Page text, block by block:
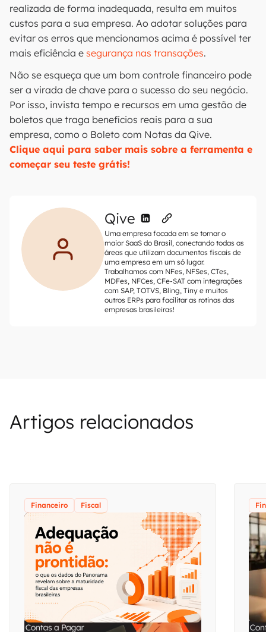
realizada de forma inadequada, resulta em muitos
custos para a sua empresa. Ao adotar soluções para
evitar os erros que mencionamos acima é possível ter
mais eficiência e segurança nas transações.
Não se esqueça que um bom controle financeiro pode
ser a virada de chave para o sucesso do seu negócio.
Por isso, invista tempo e recursos em uma gestão de
boletos que traga benefícios reais para a sua
empresa, como o Boleto com Notas da Qive.
Clique aqui para saber mais sobre a ferramenta e
começar seu teste grátis!
Qive
Uma empresa focada em se tornar o
maior SaaS do Brasil, conectando todas as
áreas que utilizam documentos fiscais de
uma empresa em um só lugar.
Trabalhamos com NFes, NFSes, CTes,
MDFes, NFCes, CFe-SAT com integrações
com SAP, TOTVS, Bling, Tiny e muitos
outros ERPs para facilitar as rotinas das
empresas brasileiras!
Artigos relacionados
Financeiro Fiscal